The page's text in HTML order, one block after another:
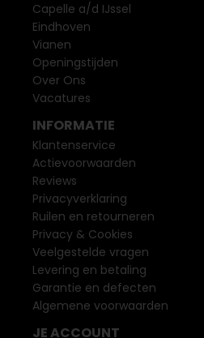
Capelle a/d IJssel
Eindhoven
Vianen
Openingstijden
Over Ons
Vacatures
INFORMATIE
Klantenservice
Actievoorwaarden
Reviews
Privacyverklaring
Ruilen en retourneren
Privacy & Cookies
Veelgestelde vragen
Levering en betaling
Garantie en defecten
Algemene voorwaarden
JE ACCOUNT